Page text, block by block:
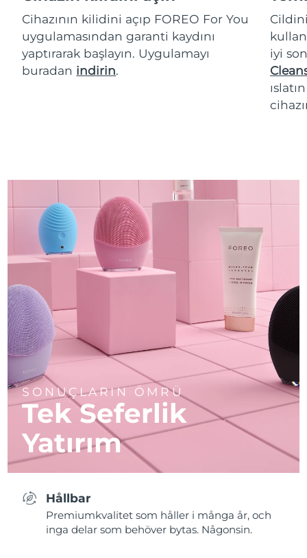
Cihazının kilidini açıp FOREO For You
uygulamasından garanti kaydını
yaptırarak başlayın. Uygulamayı
buradan indirin.
iyi
SONUÇLARIN ÖMRÜ
Tek Seferlik
Yatırım
Hållbar
Premiumkvalitet som håller i många år, och
inga delar som behöver bytas. Någonsin.